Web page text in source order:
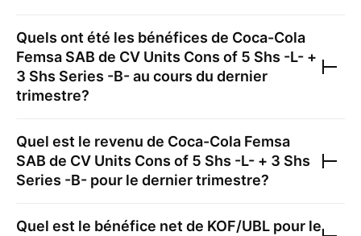
Quels ont été les bénéfices de Coca-Cola
Femsa SAB de CV Units Cons of 5 Shs -L- +
3 Shs Series -B-au cours du dernier
trimestre?
Quel est le revenu de Coca-Cola Femsa
SAB de CV Units Cons of 5 Shs -L- + 3 Shs
Series -B- pour le dernier trimestre?
Quel est le bénéfice net de KOF/UBL pour le